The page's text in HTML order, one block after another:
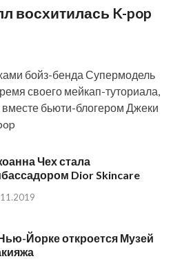
восхитилась K-pop
бойз-бенда Супермодель
своего мейкап-туториала,
бьюти-блогером Джеки
Чех стала
Dior Skincare
Йорке откроется Музей